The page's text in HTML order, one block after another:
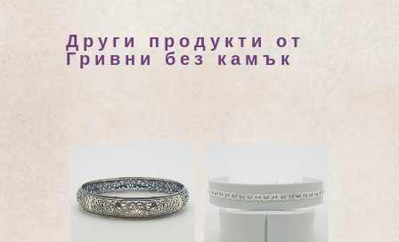
Други продукти от
Гривни без камък